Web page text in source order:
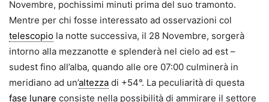
Novembre, pochissimi minuti prima del suo tramonto.
Mentre per chi fosse interessato ad osservazioni col
telescopio la notte successiva, il 28 Novembre, sorgerà
intorno alla mezzanotte e splenderà nel cielo ad est –
sudest fino all’alba, quando alle ore 07:00 culminerà in
meridiano ad un’altezza di +54°. La peculiarità di questa
fase lunare consiste nella possibilità di ammirare il settore